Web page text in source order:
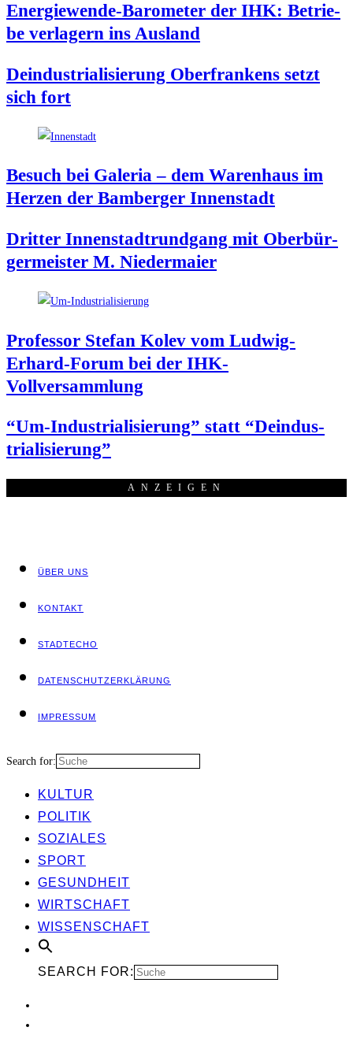
Ener­gie­wen­de-Baro­me­ter der IHK: Betrie­
be ver­la­gern ins Ausland
Deindus­tria­li­sie­rung Ober­fran­kens setzt
sich fort
Besuch bei Gale­ria – dem Waren­haus im
Her­zen der Bam­ber­ger Innenstadt
Drit­ter Innen­stadt­rund­gang mit Ober­bür­
ger­meis­ter M. Niedermaier
Pro­fes­sor Ste­fan Kolev vom Lud­wig-
Erhard-Forum bei der IHK-
Vollversammlung
“Um-Indus­tria­li­sie­rung” statt “Deindus­
tria­li­sie­rung”
ANZEI­GEN
ÜBER UNS
KON­TAKT
STADT­ECHO
DATEN­SCHUTZ­ER­KLÄ­RUNG
IMPRES­SUM
Search for:
KUL­TUR
POLI­TIK
SOZIA­LES
SPORT
GESUND­HEIT
WIRT­SCHAFT
WIS­SEN­SCHAFT
SEARCH FOR: